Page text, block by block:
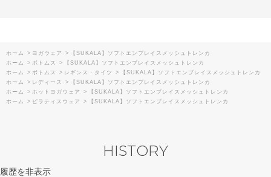
ホーム > ヨガウェア >
【SUKALA】ソフトエンブレイスメッシュトレンカ
ホーム
> ボトムス >
【SUKALA】ソフトエンブレイスメッシュトレンカ
ホーム
> ボトムス > レギンス・タイツ >
【SUKALA】ソフトエンブレイスメッシュトレンカ
ホーム
> レディース >
【SUKALA】ソフトエンブレイスメッシュトレンカ
ホーム
> ホットヨガウェア >
【SUKALA】ソフトエンブレイスメッシュトレンカ
ホーム
> ピラティスウェア > 【SUKALA】ソフトエンブレイスメッシュトレンカ
HISTORY
履歴を非表示